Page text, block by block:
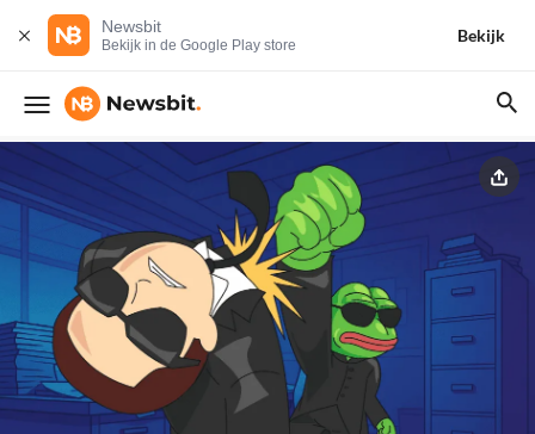
Newsbit
Bekijk in de Google Play store
Bekijk